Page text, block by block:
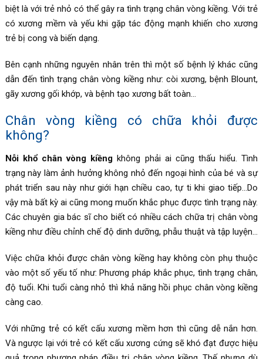
biệt là với trẻ nhỏ có thể gây ra tình trạng chân vòng kiềng. Với trẻ
có xương mềm và yếu khi gặp tác động mạnh khiến cho xương
trẻ bị cong và biến dạng.
Bên cạnh những nguyên nhân trên thì một số bệnh lý khác cũng
dẫn đến tình trạng chân vòng kiềng như: còi xương, bệnh Blount,
gãy xương gối khớp, và bệnh tạo xương bất toàn…
Chân vòng kiềng có chữa khỏi được
không?
Nỗi khổ chân vòng kiềng không phải ai cũng thấu hiểu. Tình
trạng này làm ảnh hưởng không nhỏ đến ngoại hình của bé và sự
phát triển sau này như giới hạn chiều cao, tự ti khi giao tiếp…Do
vậy mà bất kỳ ai cũng mong muốn khắc phục được tình trạng này.
Các chuyên gia bác sĩ cho biết có nhiều cách chữa trị chân vòng
kiềng như điều chỉnh chế độ dinh dưỡng, phẫu thuật và tập luyện…
Việc chữa khỏi được chân vòng kiềng hay không còn phụ thuộc
vào một số yếu tố như: Phương pháp khắc phục, tình trạng chân,
độ tuổi. Khi tuổi càng nhỏ thì khả năng hồi phục chân vòng kiềng
càng cao.
Với những trẻ có kết cấu xương mềm hơn thì cũng dễ nắn hơn.
Và ngược lại với trẻ có kết cấu xương cứng sẽ khó đạt được hiệu